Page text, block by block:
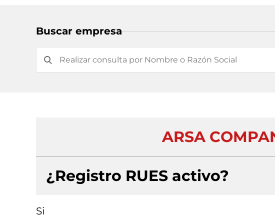
Buscar empresa
ARSA
¿Registro RUES activo?
Si